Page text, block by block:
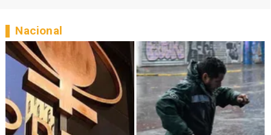
Nacional